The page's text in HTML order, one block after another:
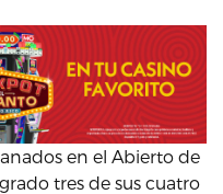
en el Abierto de
tres de sus cuatro